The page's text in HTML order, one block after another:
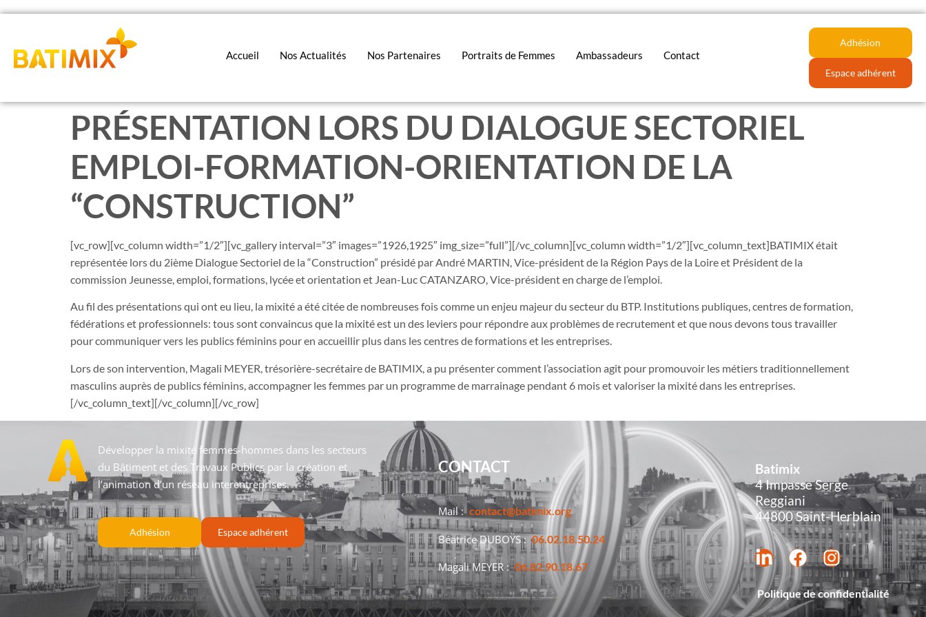
Accueil Nos Actualités Nos Partenaires Portraits de Femmes Ambassadeurs Contact
Adhésion
Espace adhérent
PRÉSENTATION LORS DU DIALOGUE SECTORIEL
EMPLOI-FORMATION-ORIENTATION DE LA
“CONSTRUCTION”
[vc_row][vc_column width=”1/2″][vc_gallery interval=”3″ images=”1926,1925″ img_size=”full”][/vc_column][vc_column width=”1/2″][vc_column_text]BATIMIX était
représentée lors du 2ième Dialogue Sectoriel de la “Construction” présidé par André MARTIN, Vice-président de la Région Pays de la Loire et Président de la
commission Jeunesse, emploi, formations, lycée et orientation et Jean-Luc CATANZARO, Vice-président en charge de l’emploi.
Au fil des présentations qui ont eu lieu, la mixité a été citée de nombreuses fois comme un enjeu majeur du secteur du BTP. Institutions publiques, centres de formation,
fédérations et professionnels: tous sont convaincus que la mixité est un des leviers pour répondre aux problèmes de recrutement et que nous devons tous travailler
pour communiquer vers les publics féminins pour en accueillir plus dans les centres de formations et les entreprises.
Lors de son intervention, Magali MEYER, trésorière-secrétaire de BATIMIX, a pu présenter comment l’association agit pour promouvoir les métiers traditionnellement
masculins auprès de publics féminins, accompagner les femmes par un programme de marrainage pendant 6 mois et valoriser la mixité dans les entreprises.
[/vc_column_text][/vc_column][/vc_row]
Développer la mixité femmes-hommes dans les secteurs
du Bâtiment et des Travaux Publics par la création et
l’animation d’un réseau interentreprises.
Adhésion Espace adhérent
CONTACT
Mail :contact@batimix.org
Béatrice DUBOŸS :06.02.18.50.24
Magali MEYER :06.82.90.18.67
Batimix
4 Impasse Serge
Reggiani
44800 Saint-Herblain
Politique de confidentialité